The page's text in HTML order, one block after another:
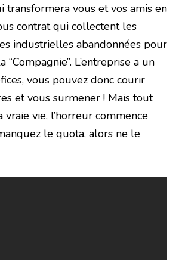
transformera vous et vos amis en
contrat qui collectent les
industrielles abandonnées pour
L’entreprise a un
vous pouvez donc courir
et vous surmener ! Mais tout
vraie vie, l’horreur commence
le quota, alors ne le